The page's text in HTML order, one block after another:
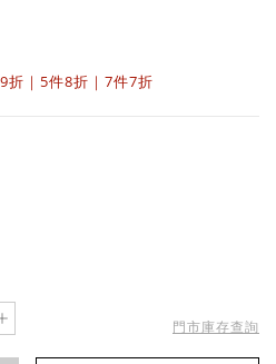
折｜5件8折｜7件7折
門市庫存查詢